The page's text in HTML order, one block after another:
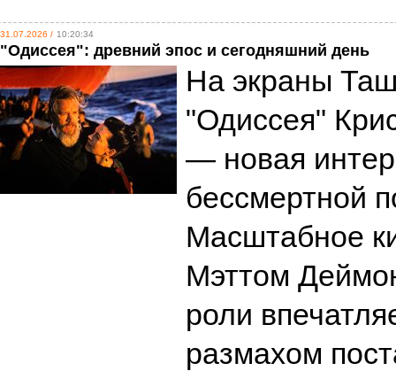
31.07.2026 / 10:20:34
"Одиссея": древний эпос и сегодняшний день
На экраны
"Одиссея"
— новая
бессмертной
Масштабное
Мэттом
роли
размахом